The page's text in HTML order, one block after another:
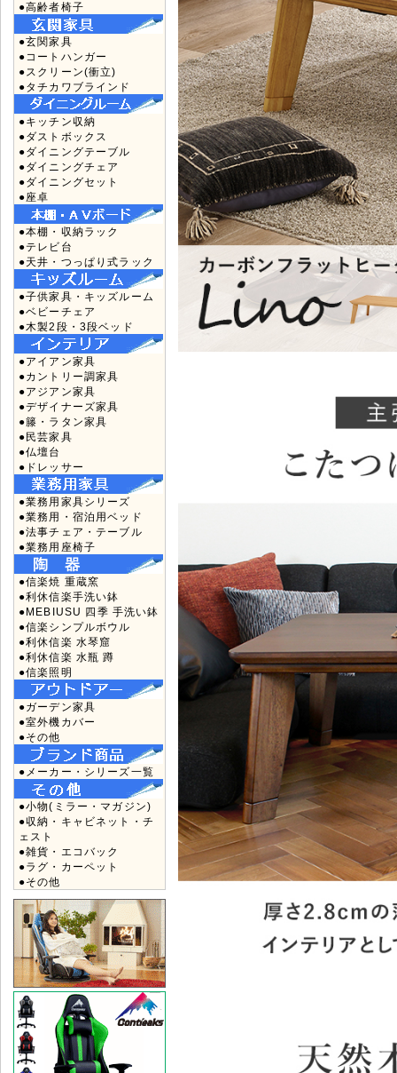
●高齢者椅子
●玄関家具
●コートハンガー
●スクリーン(衝立)
●タチカワブラインド
●キッチン収納
●ダストボックス
●ダイニングテーブル
●ダイニングチェア
●ダイニングセット
●座卓
●本棚・収納ラック
●テレビ台
●天井・つっぱり式ラック
●子供家具・キッズルーム
●ベビーチェア
●木製2段・3段ベッド
●アイアン家具
●カントリー調家具
●アジアン家具
●デザイナーズ家具
●籐・ラタン家具
●民芸家具
●仏壇台
●ドレッサー
●業務用家具シリーズ
●業務用・宿泊用ベッド
●法事チェア・テーブル
●業務用座椅子
●信楽焼 重蔵窯
●利休信楽手洗い鉢
●MEBIUSU 四季 手洗い鉢
●信楽シンプルボウル
●利休信楽 水琴窟
●利休信楽 水瓶 蹲
●信楽照明
●ガーデン家具
●室外機カバー
●その他
●メーカー・シリーズ一覧
●小物(ミラー・マガジン)
●収納・キャビネット・チ
ェスト
●雑貨・エコバック
●ラグ・カーペット
●その他